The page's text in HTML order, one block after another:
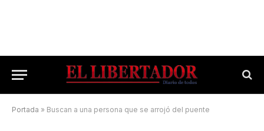
Portada » Buscan a una persona que se arrojó del puente